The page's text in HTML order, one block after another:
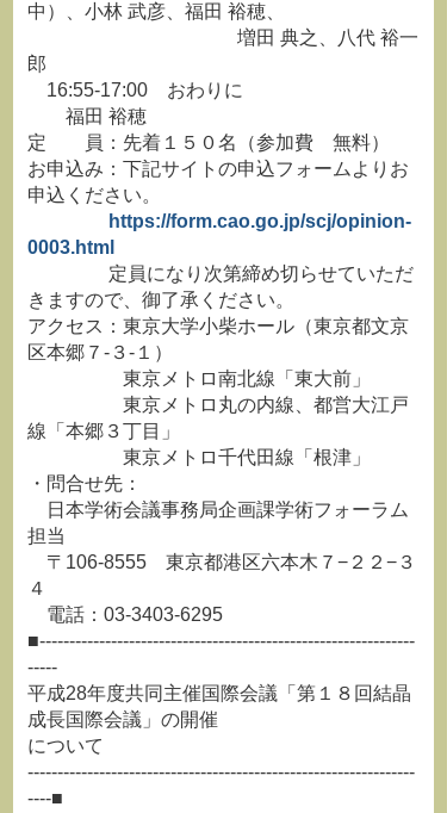
中）、小林 武彦、福田 裕穂、
増田 典之、八代 裕一
郎
16:55-17:00 おわりに
福田 裕穂
定 員：先着１５０名（参加費 無料）
お申込み：下記サイトの申込フォームよりお
申込ください。
https://form.cao.go.jp/scj/opinion-
0003.html
定員になり次第締め切らせていただ
きますので、御了承ください。
アクセス：東京大学小柴ホール（東京都文京
区本郷７-３-１）
東京メトロ南北線「東大前」
東京メトロ丸の内線、都営大江戸
線「本郷３丁目」
東京メトロ千代田線「根津」
・問合せ先：
日本学術会議事務局企画課学術フォーラム
担当
〒106-8555 東京都港区六本木７−２２−３
４
電話：03-3403-6295
■---------------------------------------------------------------
-----
平成28年度共同主催国際会議「第１８回結晶
成長国際会議」の開催
について
-----------------------------------------------------------------
----■